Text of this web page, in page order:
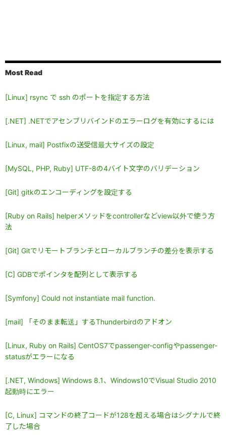
Most Read
[Linux] rsync で ssh のポートを指定する方法
[.NET] .NETでアセンブリバインドのエラーログを有効にするには
[Linux, mail] Postfixの送受信最大サイズの設定
[MySQL, PHP, Ruby] UTF-8の4バイト文字のバリデーション
[Git] gitkのエンコーディングを設定する
[Ruby on Rails] helperメソッドをcontrollerなどview以外で使う方
法
[Git] Gitでリモートブランチとローカルブランチの差分を表示する
[C] GDBでポインタを配列として表示する
[Symfony] Could not instantiate mail function.
[mail] 「そのまま転送」するThunderbirdのアドオン
[Linux, Ruby on Rails] CentOS7でpassenger-configやpassenger-
statusがエラーになる
[.NET, Windows] Windows 8.1、Windows10でVisual Studio 2010
起動時にエラー
[C, Linux] コマンドの終了コードが128を超える場合はシグナルで終
了した場合